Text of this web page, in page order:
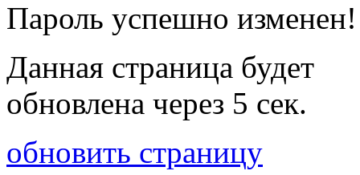
Пароль успешно изменен!
Данная страница будет
обновлена через 5 сек.
обновить страницу